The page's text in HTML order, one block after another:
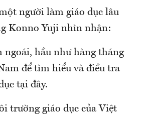
người làm giáo dục lâu
Konno Yuji nhìn nhận:
ngoái, hầu như hàng tháng
để tìm hiểu và điều tra
tại đây.
trường giáo dục của Việt